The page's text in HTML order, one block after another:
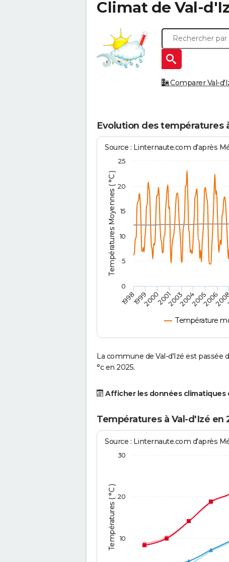
Climat de Val-
Comparer Val-
Evolution des températures
Températures Moyennes ( °C )
Source : Linternaute.com d'après
Température
19981999200020012003200420052006
0
5
10
15
20
25
La commune de Val-d'Izé est passée
°c en 2025.
Afficher les données climatiques
Températures à Val-d'Izé en
Températures ( °C )
Source : Linternaute.com d'après
10
20
30